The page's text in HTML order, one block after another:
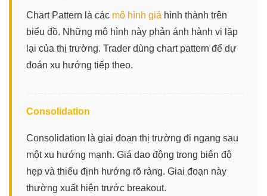
Chart Pattern là các mô hình giá hình thành trên
biểu đồ. Những mô hình này phản ánh hành vi lặp
lại của thị trường. Trader dùng chart pattern để dự
đoán xu hướng tiếp theo.
Consolidation
Consolidation là giai đoạn thị trường đi ngang sau
một xu hướng mạnh. Giá dao động trong biên độ
hẹp và thiếu định hướng rõ ràng. Giai đoạn này
thường xuất hiện trước breakout.